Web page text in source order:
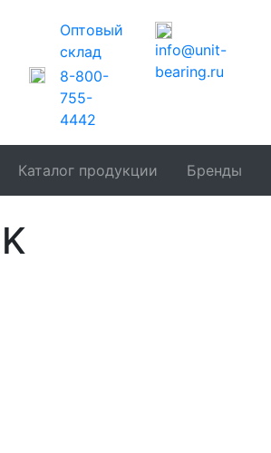
Оптовый
склад
8-800-
755-
4442
info@unit-
bearing.ru
Каталог продукции
Бренды